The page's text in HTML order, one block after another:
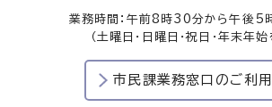
業務時間：午前8時30分から午後5
（土曜日・日曜日・祝日・年末年始
市民課業務窓口のご利